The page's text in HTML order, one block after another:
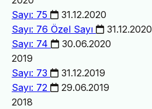
Sayı: 75
31.12.2020
Sayı: 76 Özel Sayı
31.12.2020
Sayı: 74
30.06.2020
2019
Sayı: 73
31.12.2019
Sayı: 72
29.06.2019
2018